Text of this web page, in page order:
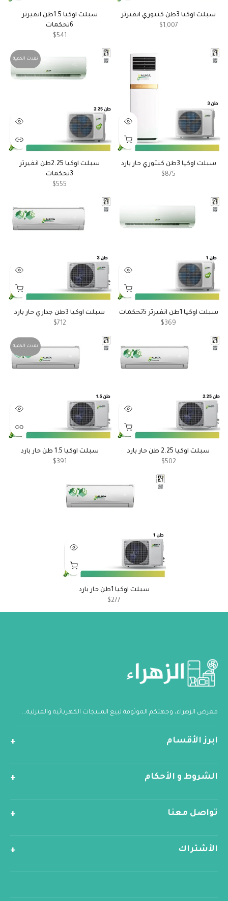
سبلت اوكيا 3طن كنتوري انفيرتر
$1,007
سبلت اوكيا 1.5طن انفيرتر
6تحكمات
$541
سبلت اوكيا 3طن كنتوري حار بارد
$875
نفدت الكمية
سبلت اوكيا 2.25طن انفيرتر
3تحكمات
$555
سبلت اوكيا 1طن انفيرتر 5تحكمات
$369
سبلت اوكيا 3طن جداري حار بارد
$712
سبلت اوكيا 2.25 طن حار بارد
$502
نفدت الكمية
سبلت اوكيا 1.5 طن حار بارد
$391
سبلت اوكيا 1طن حار بارد
$277
معرض الزهراء، وجهتكم الموثوقة لبيع المنتجات الكهربائية والمنزلية...
ابرز الأقسام
الشروط و الأحكام
تواصل معنا
الأشتراك